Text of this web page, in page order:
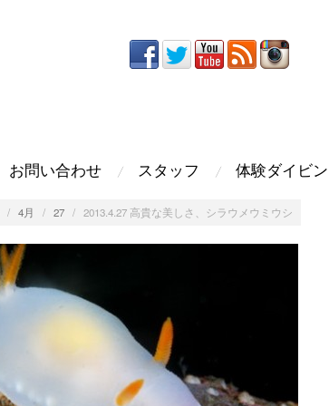
お問い合わせ スタッフ 体験ダイビ
/ 4月 / 27 / 2013.4.27 高貴な美しさ、シラウメウミウシ